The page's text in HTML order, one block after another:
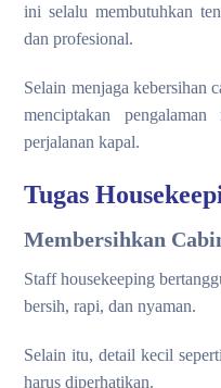
ini selalu membutuhkan
dan profesional.
Selain menjaga kebersihan
menciptakan
perjalanan kapal.
Tugas
Membersihkan
Staff housekeeping
bersih, rapi, dan nyaman.
Selain itu, detail kecil
harus diperhatikan.